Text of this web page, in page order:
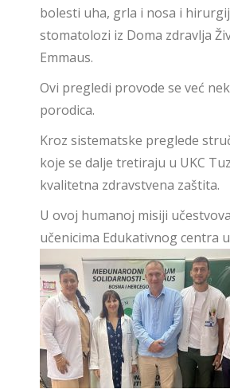
bolesti uha, grla i nosa i
stomatolozi iz Doma zdravlja
Emmaus.
Ovi pregledi provode se već
porodica.
Kroz sistematske preglede
koje se dalje tretiraju u UKC
kvalitetna zdravstvena zaštita.
U ovoj humanoj misiji
učenicima Edukativnog centra